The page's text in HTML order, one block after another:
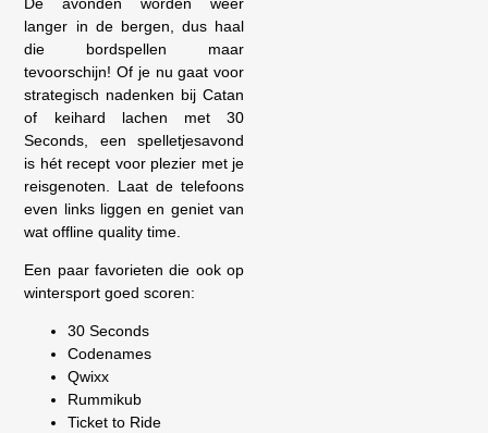
langer in de bergen, dus haal
die bordspellen maar
tevoorschijn! Of je nu gaat voor
strategisch nadenken bij Catan
of keihard lachen met 30
Seconds, een spelletjesavond
is hét recept voor plezier met je
reisgenoten. Laat de telefoons
even links liggen en geniet van
wat offline quality time.
Een paar favorieten die ook op
wintersport goed scoren:
30 Seconds
Codenames
Qwixx
Rummikub
Ticket to Ride